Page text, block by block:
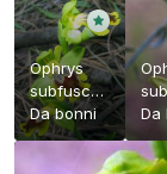
Orrù & M.P.
Grasso
Ophrys
subfusca
subsp.
Liveranii
Orrù &
Dabonni
&
Da